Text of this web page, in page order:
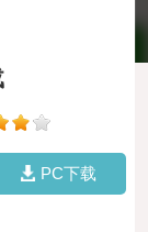
PC下载